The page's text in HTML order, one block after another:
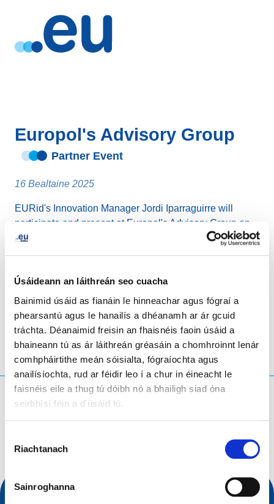
Úsáideann an láithreán seo cuacha
Bainimid úsáid as fianáin le hinneachar agus fógraí a
phearsantú agus le hanailís a dhéanamh ar ár gcuid
tráchta. Déanaimid freisin an fhaisnéis faoin úsáid a
bhaineann tú as ár láithreán gréasáin a chomhroinnt lenár
comhpháirtithe meán sóisialta, fógraíochta agus
anailísíochta, rud ar féidir leo í a chur in éineacht le
faisnéis eile a thug tú dóibh nó a bhailigh siad óna
seirbhísí féin a d'úsáid tú.
Toilithe
Riachtanach
Sainroghanna
Europol's Advisory Group
Partner Event
16 Bealtaine 2025
EURid's Innovation Manager Jordi Iparraguirre will
participate and present at Europol's Advisory Group on
Content Providers.
The Hague - An Ísiltír
Cad atá á chuardach agat?